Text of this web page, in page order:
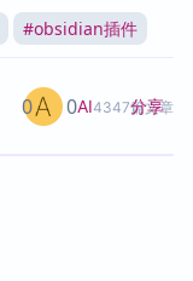
#obsidian插件
AI4347篇文章
0 0 分享